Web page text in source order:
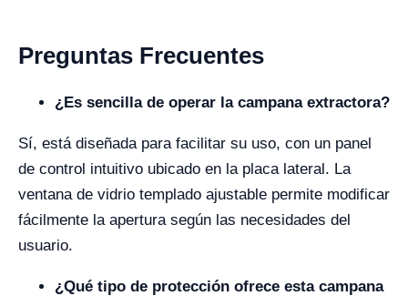
Preguntas Frecuentes
¿Es sencilla de operar la campana extractora?
Sí, está diseñada para facilitar su uso, con un panel
de control intuitivo ubicado en la placa lateral. La
ventana de vidrio templado ajustable permite modificar
fácilmente la apertura según las necesidades del
usuario.
¿Qué tipo de protección ofrece esta campana